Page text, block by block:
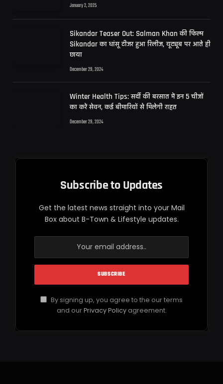
January 2, 2025
Sikandar Teaser Out: Salman Khan की फिल्म
Sikandar का धांसू टीजर हुआ रिलीज, यूट्यूब पर आते ही
छाया
December 29, 2024
Winter Health Tips: सर्दी की बरसात में इन 5 चीजों
का करें सेवन, कई बीमारियों से मिलेगी राहत
December 29, 2024
Subscribe to Updates
Get the latest news straight into your Mail
Box about B-Town & Lifestyle updates.
By signing up, you agree to the our terms
and ourPrivacy Policyagreement.